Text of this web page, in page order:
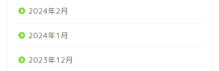
2024年2月
2024年1月
2023年12月